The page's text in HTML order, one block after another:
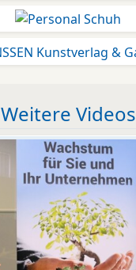
Weitere Videos